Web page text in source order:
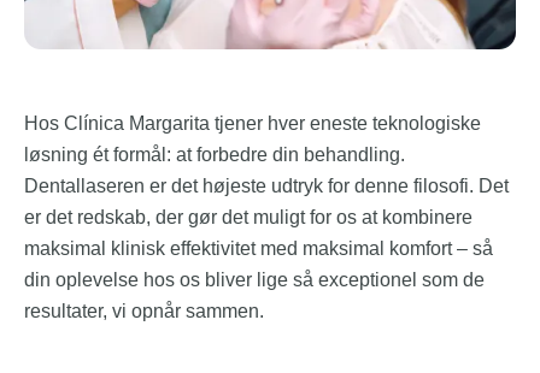
Hos Clínica Margarita tjener hver eneste teknologiske
løsning ét formål: at forbedre din behandling.
Dentallaseren er det højeste udtryk for denne filosofi. Det
er det redskab, der gør det muligt for os at kombinere
maksimal klinisk effektivitet med maksimal komfort – så
din oplevelse hos os bliver lige så exceptionel som de
resultater, vi opnår sammen.